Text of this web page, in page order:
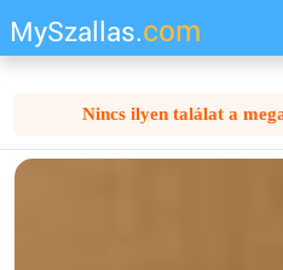
MySzallas.com
Nincs ilyen találat a